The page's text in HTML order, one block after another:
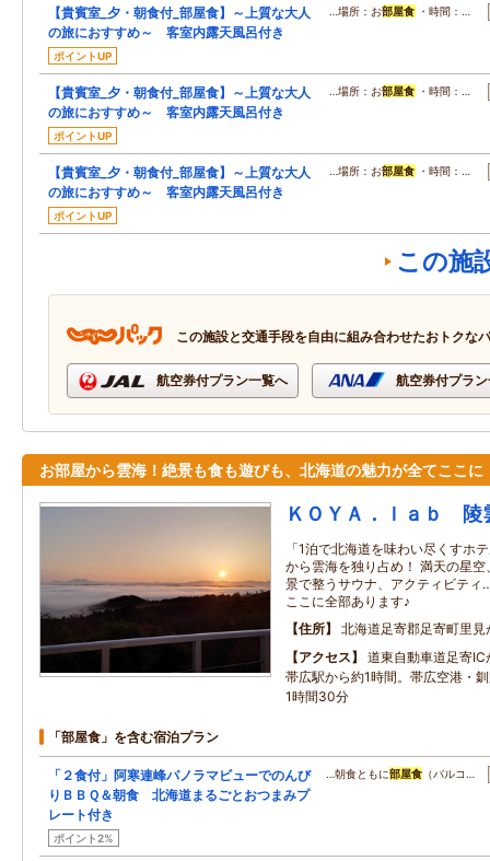
【貴賓室_夕・朝食付_部屋食】～上質な大人
の旅におすすめ～ 客室内露天風呂付き
ポイントUP
…場所：お部屋食 ・時間：…
【貴賓室_夕・朝食付_部屋食】～上質な大人
の旅におすすめ～ 客室内露天風呂付き
ポイントUP
…場所：お部屋食 ・時間：…
【貴賓室_夕・朝食付_部屋食】～上質な大人
の旅におすすめ～ 客室内露天風呂付き
ポイントUP
…場所：お部屋食 ・時間：…
この施
この施設と交通手段を自由に組み合わせたおトクな
航空券付プラン一覧へ 航空券付プラ
お部屋から雲海！絶景も食も遊びも、北海道の魅力が全てここに
ＫＯＹＡ．ｌａｂ 陵
「1泊で北海道を味わい尽くすホ
から雲海を独り占め！ 満天の星
景で整うサウナ、アクティビテ
ここに全部あります♪
住所
北海道足寄郡足寄町里見
アクセス
道東自動車道足寄
帯広駅から約1時間。帯広空港・
1時間30分
「部屋食」を含む宿泊プラン
「２食付」阿寒連峰パノラマビューでのんび
りＢＢＱ＆朝食 北海道まるごとおつまみプ
レート付き
ポイント2%
…朝食ともに部屋食 （バルコ…